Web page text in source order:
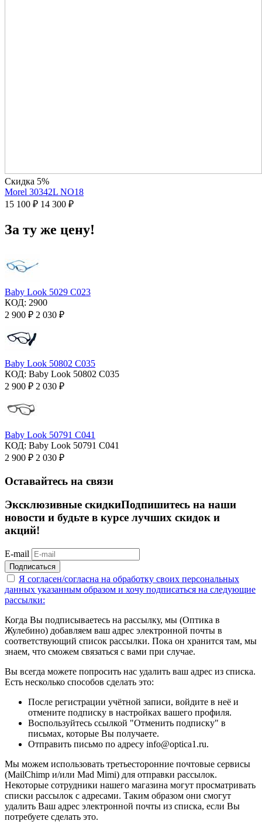
Скидка 5%
Morel 30342L NO18
15 100 ₽ 14 300 ₽
За ту же цену!
Baby Look 5029 C023
КОД: 2900
2 900 ₽ 2 030 ₽
Baby Look 50802 C035
КОД: Baby Look 50802 C035
2 900 ₽ 2 030 ₽
Baby Look 50791 C041
КОД: Baby Look 50791 C041
2 900 ₽ 2 030 ₽
Оставайтесь на связи
Эксклюзивные скидкиПодпишитесь на наши
новости и будьте в курсе лучших скидок и
акций!
E-mail
Подписаться
Я согласен/согласна на обработку своих персональных
данных указанным образом и хочу подписаться на следующие
рассылки:
Когда Вы подписываетесь на рассылку, мы (Оптика в
Жулебино) добавляем ваш адрес электронной почты в
соответствующий список рассылки. Пока он хранится там, мы
знаем, что сможем связаться с вами при случае.
Вы всегда можете попросить нас удалить ваш адрес из списка.
Есть несколько способов сделать это:
После регистрации учётной записи, войдите в неё и
отмените подписку в настройках вашего профиля.
Воспользуйтесь ссылкой "Отменить подписку" в
письмах, которые Вы получаете.
Отправить письмо по адресу info@optica1.ru.
Мы можем использовать третьесторонние почтовые сервисы
(MailChimp и/или Mad Mimi) для отправки рассылок.
Некоторые сотрудники нашего магазина могут просматривать
списки рассылок с адресами. Таким образом они смогут
удалить Ваш адрес электронной почты из списка, если Вы
потребуете сделать это.